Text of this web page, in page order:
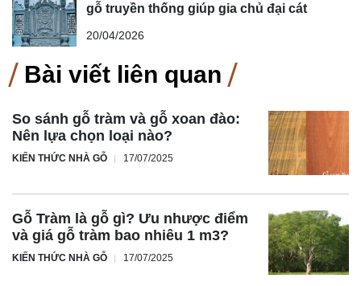
gỗ truyền thống giúp gia chủ đại cát
20/04/2026
Bài viết liên quan
So sánh gỗ tràm và gỗ xoan đào:
Nên lựa chọn loại nào?
KIẾN THỨC NHÀ GỖ 17/07/2025
Gỗ Tràm là gỗ gì? Ưu nhược điểm
và giá gỗ tràm bao nhiêu 1 m3?
KIẾN THỨC NHÀ GỖ 17/07/2025